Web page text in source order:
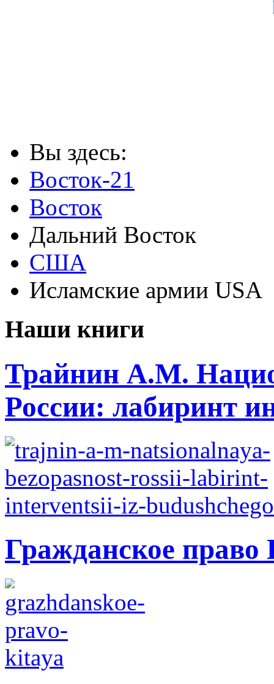
Вы здесь:
Восток-21
Восток
Дальний Восток
США
Исламские армии USA
Наши книги
Трайнин А.М.
России: лабиринт
Гражданское право